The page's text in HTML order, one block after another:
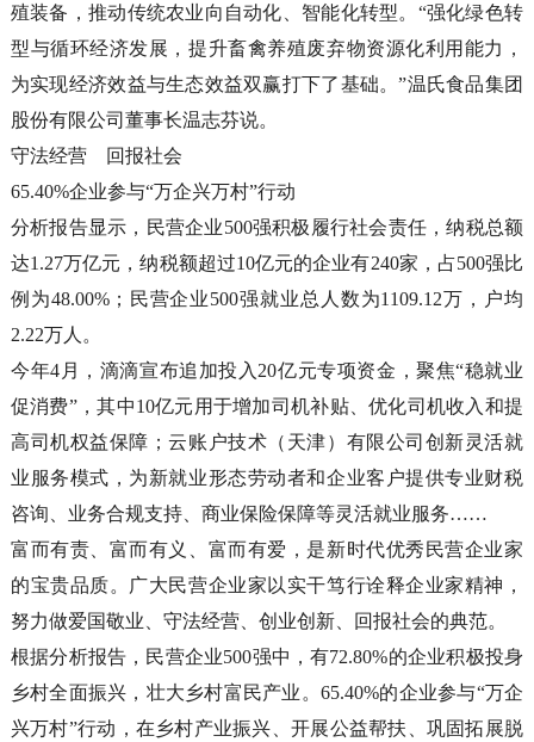
殖装备，推动传统农业向自动化、智能化转型。“强化绿色转
型与循环经济发展，提升畜禽养殖废弃物资源化利用能力，
为实现经济效益与生态效益双赢打下了基础。”温氏食品集团
股份有限公司董事长温志芬说。
守法经营 回报社会
65.40%企业参与“万企兴万村”行动
分析报告显示，民营企业500强积极履行社会责任，纳税总额
达1.27万亿元，纳税额超过10亿元的企业有240家，占500强比
例为48.00%；民营企业500强就业总人数为1109.12万，户均
2.22万人。
今年4月，滴滴宣布追加投入20亿元专项资金，聚焦“稳就业
促消费”，其中10亿元用于增加司机补贴、优化司机收入和提
高司机权益保障；云账户技术（天津）有限公司创新灵活就
业服务模式，为新就业形态劳动者和企业客户提供专业财税
咨询、业务合规支持、商业保险保障等灵活就业服务……
富而有责、富而有义、富而有爱，是新时代优秀民营企业家
的宝贵品质。广大民营企业家以实干笃行诠释企业家精神，
努力做爱国敬业、守法经营、创业创新、回报社会的典范。
根据分析报告，民营企业500强中，有72.80%的企业积极投身
乡村全面振兴，壮大乡村富民产业。65.40%的企业参与“万企
兴万村”行动，在乡村产业振兴、开展公益帮扶、巩固拓展脱